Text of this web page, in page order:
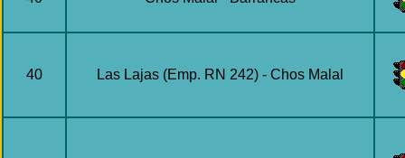
40 Las Lajas (Emp. RN 242) - Chos Malal